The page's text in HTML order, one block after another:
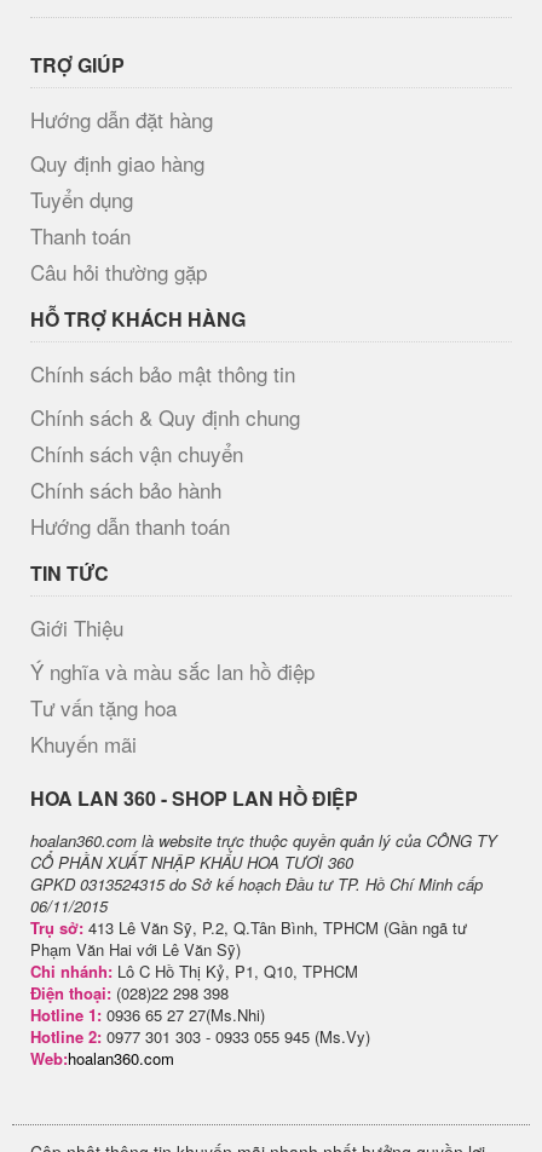
TRỢ GIÚP
Hướng dẫn đặt hàng
Quy định giao hàng
Tuyển dụng
Thanh toán
Câu hỏi thường gặp
HỖ TRỢ KHÁCH HÀNG
Chính sách bảo mật thông tin
Chính sách & Quy định chung
Chính sách vận chuyển
Chính sách bảo hành
Hướng dẫn thanh toán
TIN TỨC
Giới Thiệu
Ý nghĩa và màu sắc lan hồ điệp
Tư vấn tặng hoa
Khuyến mãi
H​OA LAN 360 - SHOP LAN HỒ ĐIỆP
hoalan360.com là website trực thuộc quyền quản lý của CÔNG TY
CỔ PHẦN XUẤT NHẬP KHẨU HOA TƯƠI 360
GPKD 0313524315 do Sở kế hoạch Đầu tư TP. Hồ Chí Minh cấp
06/11/2015
Trụ sở: 413 Lê Văn Sỹ, P.2, Q.Tân Bình, TPHCM (Gần ngã tư
Phạm Văn Hai với Lê Văn Sỹ)
Chi nhánh: Lô C Hồ Thị Kỷ, P1, Q10, TPHCM
Điện thoại: (028)22 298 398
Hotline 1: 0936 65 27 27(Ms.Nhi)
Hotline 2: 0977 301 303 - 0933 055 945 (Ms.Vy)
Web:hoalan360.com